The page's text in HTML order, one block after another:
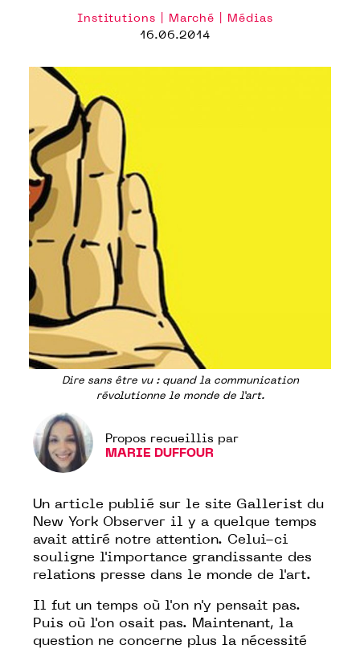
Institutions | Marché | Médias
16.06.2014
Dire sans être vu : quand la communication
révolutionne le monde de l’art.
Propos recueillis par
MARIE DUFFOUR
Un article publié sur le site Gallerist du
New York Observer il y a quelque temps
avait attiré notre attention. Celui-ci
souligne l'importance grandissante des
relations presse dans le monde de l'art.
Il fut un temps où l'on n'y pensait pas.
Puis où l'on osait pas. Maintenant, la
question ne concerne plus la nécessité